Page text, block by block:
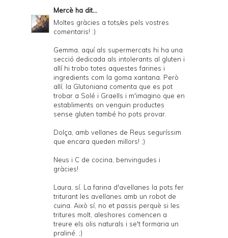
Mercè ha dit...
Moltes gràcies a tots/es pels vostres
comentaris! :)
Gemma, aquí als supermercats hi ha una
secció dedicada als intolerants al gluten i
allí hi trobo totes aquestes farines i
ingredients com la goma xantana. Però
allí, la Glutoniana comenta que es pot
trobar a Solé i Graells i m'imagino que en
establiments on venguin productes
sense gluten també ho pots provar.
Dolça, amb vellanes de Reus seguríssim
que encara queden millors! ;)
Neus i C de cocina, benvingudes i
gràcies!
Laura, sí. La farina d'avellanes la pots fer
triturant les avellanes amb un robot de
cuina. Això sí, no et passis perquè si les
tritures molt, aleshores comencen a
treure els olis naturals i se't formaria un
praliné. ;)